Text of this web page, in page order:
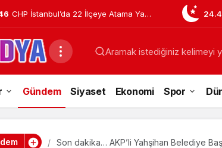
CHP İstanbul’da 22 İlçeye Atama Yaptı:
Tuzla İlçe Başkanlığı’na Hasan
Uzunyayla Getirildi
24.4
Aramak istediğiniz kelimeyi
Gündem Siyaset Ekonomi Spor
Son dakika… AKP’li Yahşihan Belediye